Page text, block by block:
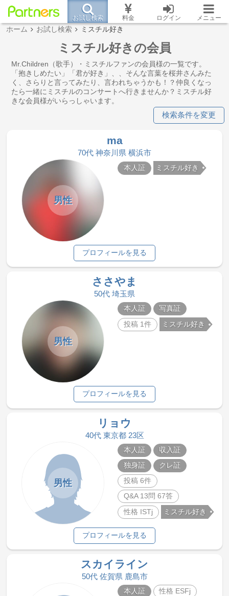
お試し検索 料金 ログイン メニュー
ホーム お試し検索 ミスチル好き
ミスチル好きの会員
Mr.Children（歌手）・ミスチルファンの会員様の一覧です。
「抱きしめたい」「君が好き」、、そんな言葉を桜井さんみた
く、さらりと言ってみたり、言われちゃうかも！？仲良くなっ
たら一緒にミスチルのコンサートへ行きませんか？ミスチル好
きな会員様がいらっしゃいます。
検索条件を変更
ma
70代 神奈川県 横浜市
男性
本人証 ミスチル好き
プロフィールを見る
ささやま
50代 埼玉県
男性
本人証 写真証
投稿 1件 ミスチル好き
プロフィールを見る
リョウ
40代 東京都 23区
男性
本人証
収入証
独身証
クレ証
投稿 6件
Q&A 13問 67答
性格 ISTj ミスチル好き
プロフィールを見る
スカイライン
50代 佐賀県 鹿島市
本人証 性格 ESFj